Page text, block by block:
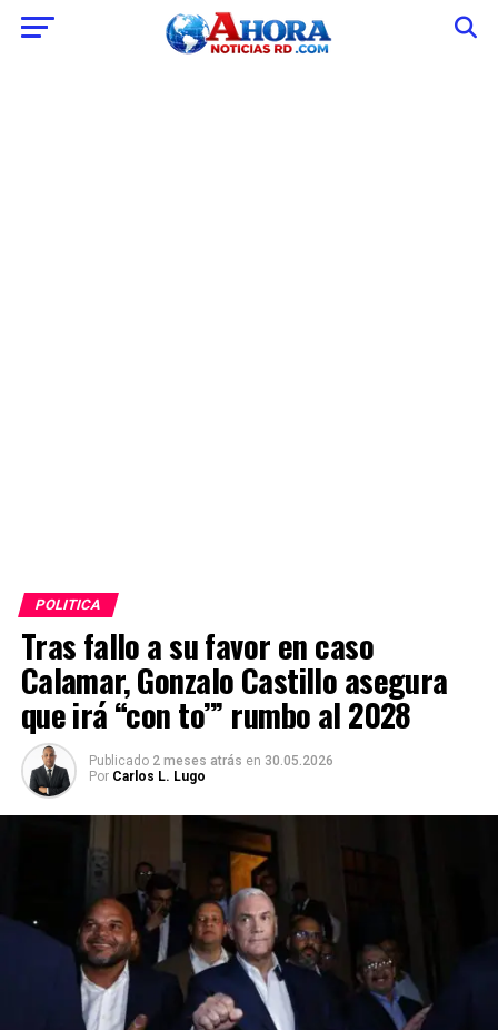
POLITICA
Tras fallo a su favor en caso
Calamar, Gonzalo Castillo asegura
que irá “con to’” rumbo al 2028
Publicado 2 meses atrás en 30.05.2026
Por Carlos L. Lugo